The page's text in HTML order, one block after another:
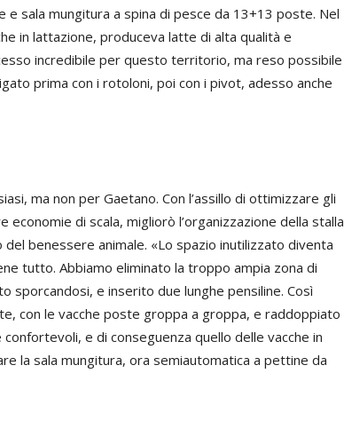
sala mungitura a spina di pesce da 13+13 poste. Nel
in lattazione, produceva latte di alta qualità e
incredibile per questo territorio, ma reso possibile
prima con i rotoloni, poi con i pivot, adesso anche
ma non per Gaetano. Con l’assillo di ottimizzare gli
di scala, migliorò l’organizzazione della stalla
benessere animale. «Lo spazio inutilizzato diventa
tutto. Abbiamo eliminato la troppo ampia zona di
sporcandosi, e inserito due lunghe pensiline. Così
con le vacche poste groppa a groppa, e raddoppiato
e di conseguenza quello delle vacche in
la sala mungitura, ora semiautomatica a pettine da